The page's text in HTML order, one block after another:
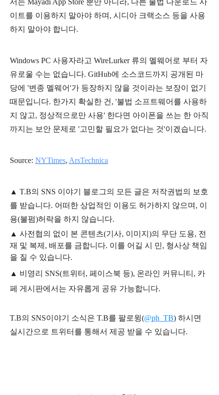
서는 Mayadi App Store 뿐만 아니라, 다른 불법 다운로드 사
이트를 이용하지 말아야 하며, 시디아 크랙소스 등을 사용
하지 말아야 합니다.
Windows PC 사용자라고 WireLurker 류의 멜웨어로 부터 자
유로울 수는 없습니다. GitHub에 소스코드까지 공개된 마
당에 '변종 멜웨어'가 등장하지 않을 것이라는 보장이 없기
때문입니다. 한가지 확실한 건, '불법 소프트웨어를 사용하
지 않고, 정상적으로만 사용' 한다면 아이폰을 쓰는 한 아직
까지는 보안 문제로 '고민할 필요가 없다는 것'이겠습니다.
Source: NYTimes, ArsTechnica
▲ T.B의 SNS 이야기 블 로그의 모든 글은 저작권법의 보호
를 받습니다. 어떠한 상업적인 이용도 허가하지 않으며, 이
용(불펌)허락을 하지 않습니다.
▲ 사전협의 없이 본 콘텐츠(기사, 이미지)의 무단 도용, 전
재 및 복제, 배포를 금합니다. 이를 어길 시 민, 형사상 책임
을 질 수 있습니다.
▲ 비영리 SNS(트위터, 페이스북 등), 온라인 커뮤니티, 카
페 게시판에서는 자유롭게 공유 가능합니다.
T.B의 SNS이야기 소식은 T.B를 팔로윙(@ph_TB) 하시면
실시간으로 트위터를 통해서 제공 받을 수 있습니다.